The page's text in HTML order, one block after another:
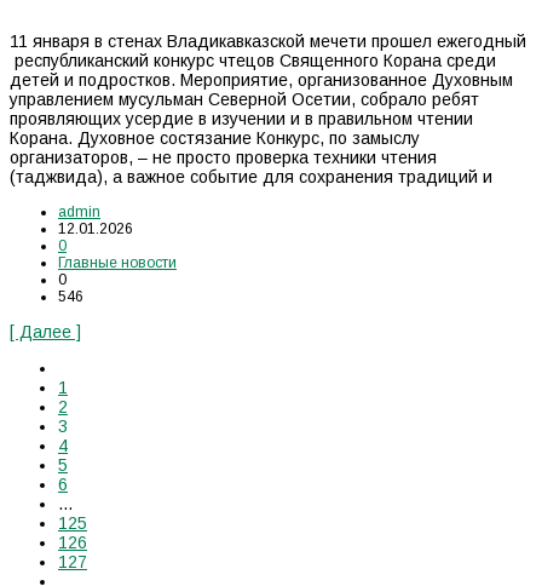
11 января в стенах Владикавказской мечети прошел ежегодный
республиканский конкурс чтецов Священного Корана среди
детей и подростков. Мероприятие, организованное Духовным
управлением мусульман Северной Осетии, собрало ребят
проявляющих усердие в изучении и в правильном чтении
Корана. Духовное состязание Конкурс, по замыслу
организаторов, – не просто проверка техники чтения
(таджвида), а важное событие для сохранения традиций и
admin
12.01.2026
0
Главные новости
0
546
[ Далее ]
1
2
3
4
5
6
…
125
126
127